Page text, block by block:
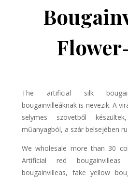
The artificial silk
bougainvilleáknak is nevezik. A
selymes szövetből
műanyagból, a szár belsejében
We wholesale more than 30
Artificial redbougainvilleas
bougainvilleas, fake yellow